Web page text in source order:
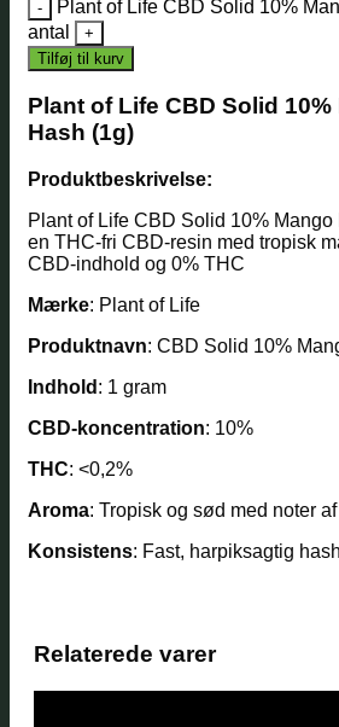
Plant of Life CBD Solid 10%
antal
Tilføj til kurv
Plant of Life CBD Solid
Hash (1g)
Produktbeskrivelse:
Plant of Life CBD Solid 10%
en THC-fri CBD-resin med tropisk
CBD-indhold og 0% THC
Mærke: Plant of Life
Produktnavn: CBD Solid 10%
Indhold : 1 gram
CBD-koncentration: 10%
THC: <0,2%
Aroma: Tropisk og sød med noter
Konsistens: Fast, harpiksagtig
Relaterede varer